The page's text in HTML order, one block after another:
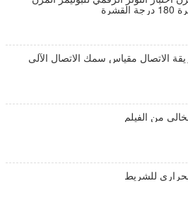
الاتصال مقياس سمك الاتصال الآلي
من الفيلم
للشريط